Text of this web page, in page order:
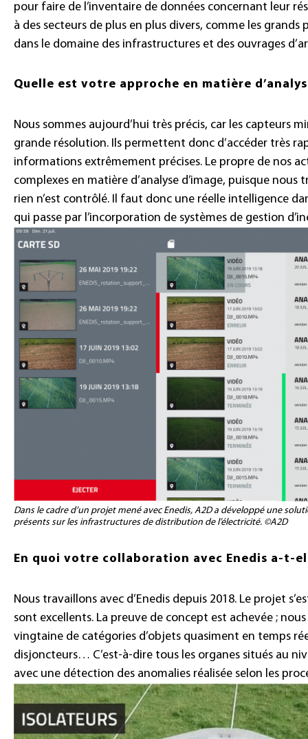
pour faire de l’inventaire de données concernant leur
à des secteurs de plus en plus divers, comme les
dans le domaine des infrastructures et des ouvrages
Quelle est votre approche en matière
Nous sommes aujourd’hui très précis, car les capteurs
grande résolution. Ils permettent donc d’accéder très
informations extrêmement précises. Le propre de nos
complexes en matière d’analyse d’image, puisque
rien n’est contrôlé. Il faut donc une réelle intelligence
qui passe par l’incorporation de systèmes de gestion
Dans le cadre d’un projet mené avec Enedis, A2D a développé une
présents sur les infrastructures de distribution de l’électricité. ©A2D
En quoi votre collaboration avec Enedis a-t-
Nous travaillons avec d’Enedis depuis 2018. Le projet
sont excellents. La preuve de concept est achevée ;
vingtaine de catégories d’objets quasiment en temps
disjoncteurs… C’est-à-dire tous les organes situés au
avec une détection des anomalies réalisée selon les